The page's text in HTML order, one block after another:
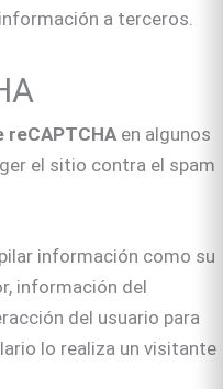
a terceros.
reCAPTCHA en algunos
el sitio contra el spam
información como su
información del
del usuario para
lo realiza un visitante